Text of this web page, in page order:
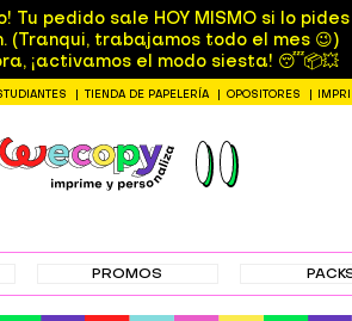
Tu pedido sale HOY MISMO si lo pides
(Tranqui, trabajamos todo el mes 😉)
¡activamos el modo siesta! 😴📦💥
TIENDA DE PAPELERÍA OPOSITORES
PROMOS